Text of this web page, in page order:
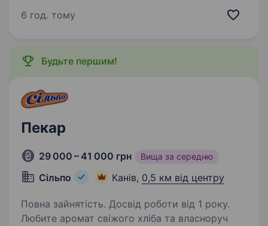
«Бащинський», «Легко!», «Секрети Шефа».
6 год. тому
Будьте першим!
Пекар
29 000 – 41 000 грн Вища за середню
Сільпо Канів, 0,5 км від центру
Повна зайнятість. Досвід роботи від 1 року.
Любите аромат свіжого хліба та власноруч